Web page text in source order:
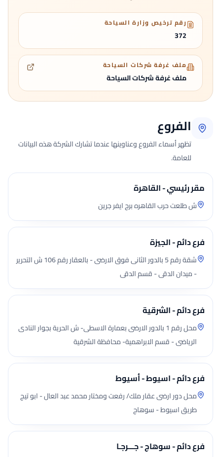
رقم ترخيص وزارة السياحة
372
ملف غرفة شركات السياحة
ملف غرفة شركات السياحة
الفروع
تظهر أسماء الفروع وعناوينها عندما تشارك الشركة هذه البيانات
للعامة.
مقر رئيسي - القاهرة
ش طلعت حرب القاهره برج ايفر جرين
فرع دائم - الجيزة
شقة رقم 5 بالدور الثانى فوق الارضى - بالعقار رقم 106 ش التحرير
- ميدان الدقى - قسم الدقى
فرع دائم - الشرقية
محل رقم 1 بالدور الارضى بعمارة الاسطى- ش الحرية بجوار النادى
الرياضى - قسم الابراهمية- محافظة الشرقية
فرع دائم - اسيوط - أسيوط
محل دور ارضى عقار ملك/ رفعت ومختار محمد عبد العال - ابو تيج
طريق اسيوط - سوهاج
فرع دائم - سوهاج - جـــرجـا